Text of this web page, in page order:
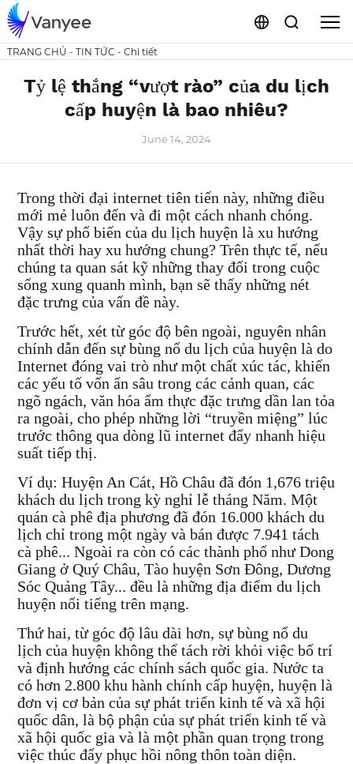
TRANG CHỦ - TIN TỨC - Chi tiết
Tỷ lệ thắng “vượt rào” của du lịch
cấp huyện là bao nhiêu?
June 14, 2024
Trong thời đại internet tiên tiến này, những điều
mới mẻ luôn đến và đi một cách nhanh chóng.
Vậy sự phổ biến của du lịch huyện là xu hướng
nhất thời hay xu hướng chung? Trên thực tế, nếu
chúng ta quan sát kỹ những thay đổi trong cuộc
sống xung quanh mình, bạn sẽ thấy những nét
đặc trưng của vấn đề này.
Trước hết, xét từ góc độ bên ngoài, nguyên nhân
chính dẫn đến sự bùng nổ du lịch của huyện là do
Internet đóng vai trò như một chất xúc tác, khiến
các yếu tố vốn ẩn sâu trong các cảnh quan, các
ngõ ngách, văn hóa ẩm thực đặc trưng dần lan tỏa
ra ngoài, cho phép những lời “truyền miệng” lúc
trước thông qua dòng lũ internet đẩy nhanh hiệu
suất tiếp thị.
Ví dụ: Huyện An Cát, Hồ Châu đã đón 1,676 triệu
khách du lịch trong kỳ nghỉ lễ tháng Năm. Một
quán cà phê địa phương đã đón 16.000 khách du
lịch chỉ trong một ngày và bán được 7.941 tách
cà phê... Ngoài ra còn có các thành phố như Dong
Giang ở Quý Châu, Tào huyện Sơn Đông, Dương
Sóc Quảng Tây... đều là những địa điểm du lịch
huyện nổi tiếng trên mạng.
Thứ hai, từ góc độ lâu dài hơn, sự bùng nổ du
lịch của huyện không thể tách rời khỏi việc bố trí
và định hướng các chính sách quốc gia. Nước ta
có hơn 2.800 khu hành chính cấp huyện, huyện là
đơn vị cơ bản của sự phát triển kinh tế và xã hội
quốc dân, là bộ phận của sự phát triển kinh tế và
xã hội quốc gia và là một phần quan trọng trong
việc thúc đẩy phục hồi nông thôn toàn diện.